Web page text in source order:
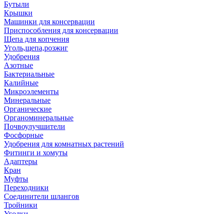
Бутыли
Крышки
Машинки для консервации
Приспособления для консервации
Щепа для копчения
Уголь,щепа,розжиг
Удобрения
Азотные
Бактериальные
Калийные
Микроэлементы
Минеральные
Органические
Органоминеральные
Почвоулучшители
Фосфорные
Удобрения для комнатных растений
Фитинги и хомуты
Адаптеры
Кран
Муфты
Переходники
Соединители шлангов
Тройники